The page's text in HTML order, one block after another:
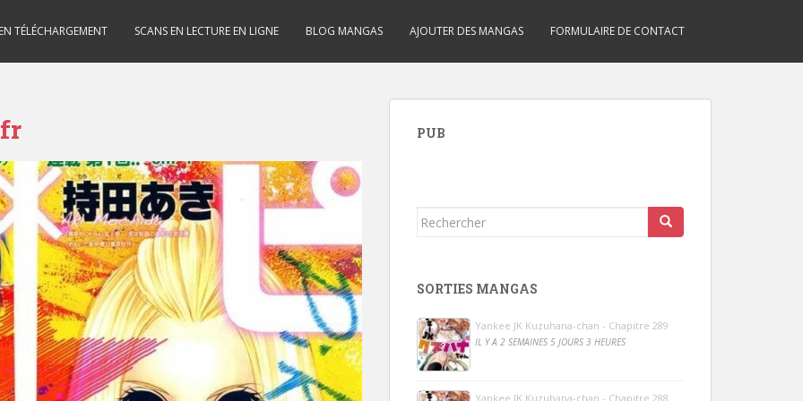
TÉLÉCHARGEMENT SCANS EN LECTURE EN LIGNE BLOG MANGAS AJOUTER DES MANGAS FORMULAIRE DE CONTACT
PUB
Rechercher...
SORTIES MANGAS
Yankee JK Kuzuhana-chan - Chapitre 289
IL Y A 2 SEMAINES 5 JOURS 3 HEURES
Yankee JK Kuzuhana-chan - Chapitre 288